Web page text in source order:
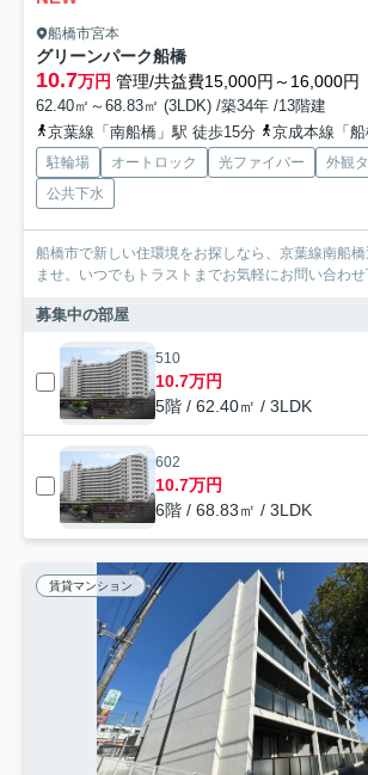
船橋市宮本
グリーンパーク船橋
10.7万円 管理/共益費15,000円～16,000円
62.40㎡～68.83㎡ (3LDK) /築34年 /13階建
京葉線「南船橋」駅 徒歩15分
京成本線「船橋
駐輪場 オートロック 光ファイバー
外観
公共下水
船橋市で新しい住環境をお探しなら、京葉線南船
ませ。いつでもトラストまでお気軽にお問い合わせ
募集中の部屋
510
10.7万円
5階 / 62.40㎡ / 3LDK
602
10.7万円
6階 / 68.83㎡ / 3LDK
賃貸マンション